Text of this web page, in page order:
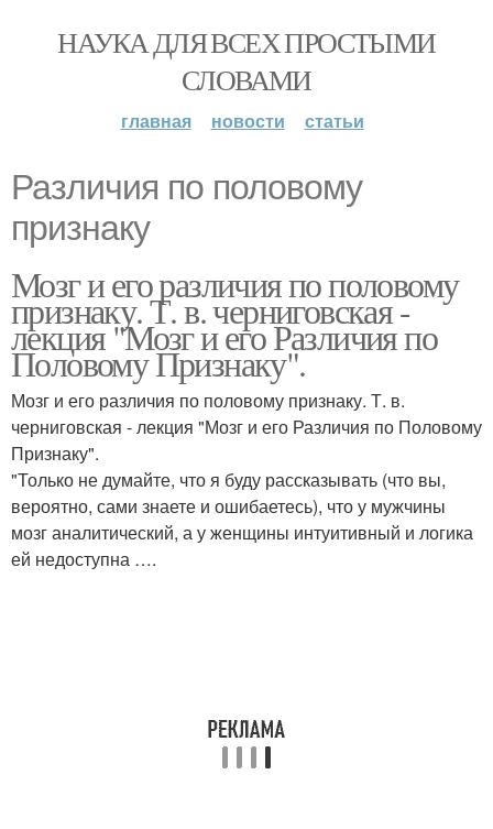
НАУКА ДЛЯ ВСЕХ ПРОСТЫМИ
СЛОВАМИ
главная новости статьи
Различия по половому
признаку
Мозг и его различия по половому
признаку. Т. в. черниговская -
лекция "Мозг и его Различия по
Половому Признаку".
Мозг и его различия по половому признаку. Т. в.
черниговская - лекция "Мозг и его Различия по Половому
Признаку".
"Только не думайте, что я буду рассказывать (что вы,
вероятно, сами знаете и ошибаетесь), что у мужчины
мозг аналитический, а у женщины интуитивный и логика
ей недоступна ….